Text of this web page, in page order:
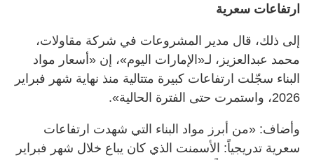
ارتفاعات سعرية
إلى ذلك، قال مدير المشروعات في شركة مقاولات،
محمد عبدالعزيز، لـ«الإمارات اليوم»، إن «أسعار مواد
البناء سجّلت ارتفاعات كبيرة متتالية منذ نهاية شهر فبراير
2026، واستمرت حتى الفترة الحالية».
وأضاف: «من أبرز مواد البناء التي شهدت ارتفاعات
سعرية تدريجياً: الأسمنت الذي كان يباع خلال شهر فبراير